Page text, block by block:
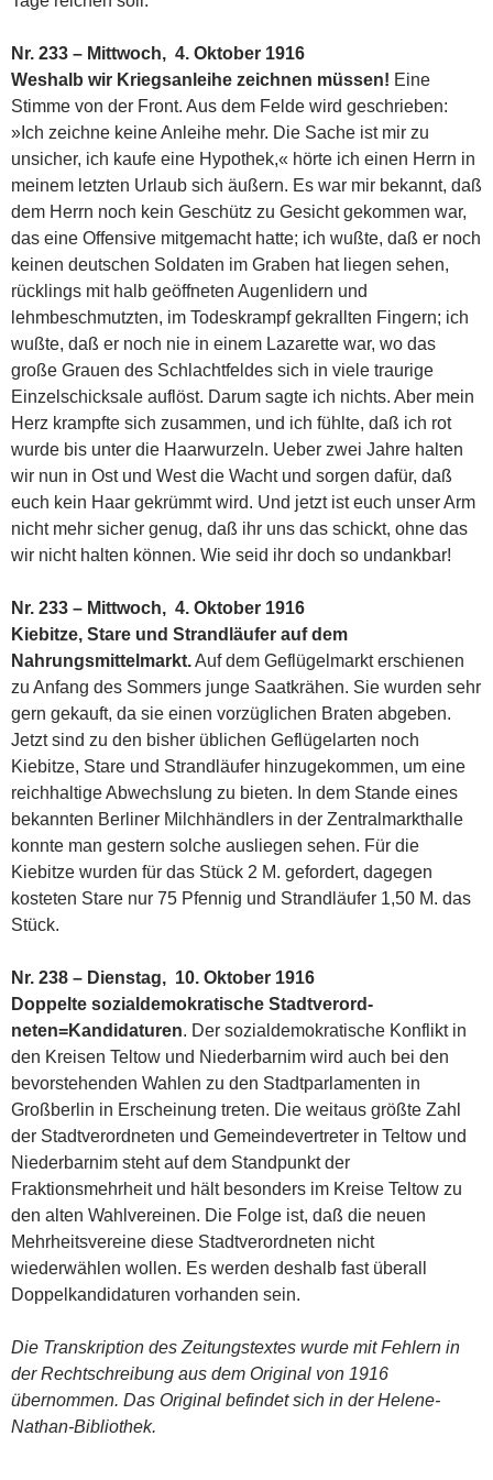
Nr. 233 – Mittwoch, 4. Oktober 1916
Weshalb wir Kriegsanleihe zeichnen müssen! Eine
Stimme von der Front. Aus dem Felde wird geschrieben:
»Ich zeichne keine Anleihe mehr. Die Sache ist mir zu
unsicher, ich kaufe eine Hypothek,« hörte ich einen Herrn in
meinem letzten Urlaub sich äußern. Es war mir bekannt, daß
dem Herrn noch kein Geschütz zu Gesicht gekommen war,
das eine Offensive mitgemacht hatte; ich wußte, daß er noch
keinen deutschen Soldaten im Graben hat liegen sehen,
rücklings mit halb geöffneten Augenlidern und
lehmbeschmutzten, im Todeskrampf gekrallten Fingern; ich
wußte, daß er noch nie in einem Lazarette war, wo das
große Grauen des Schlachtfeldes sich in viele traurige
Einzelschicksale auflöst. Darum sagte ich nichts. Aber mein
Herz krampfte sich zusammen, und ich fühlte, daß ich rot
wurde bis unter die Haarwurzeln. Ueber zwei Jahre halten
wir nun in Ost und West die Wacht und sorgen dafür, daß
euch kein Haar gekrümmt wird. Und jetzt ist euch unser Arm
nicht mehr sicher genug, daß ihr uns das schickt, ohne das
wir nicht halten können. Wie seid ihr doch so undankbar!
Nr. 233 – Mittwoch, 4. Oktober 1916
Kiebitze, Stare und Strandläufer auf dem
Nahrungsmittelmarkt.Auf dem Geflügelmarkt erschienen
zu Anfang des Sommers junge Saatkrähen. Sie wurden sehr
gern gekauft, da sie einen vorzüglichen Braten abgeben.
Jetzt sind zu den bisher üblichen Geflügelarten noch
Kiebitze, Stare und Strandläufer hinzugekommen, um eine
reichhaltige Abwechslung zu bieten. In dem Stande eines
bekannten Berliner Milchhändlers in der Zentralmarkthalle
konnte man gestern solche ausliegen sehen. Für die
Kiebitze wurden für das Stück 2 M. gefordert, dagegen
kosteten Stare nur 75 Pfennig und Strandläufer 1,50 M. das
Stück.
Nr. 238 – Dienstag, 10. Oktober 1916
Doppelte sozialdemokratische Stadtverord­
neten=Kandidaturen. Der sozialdemokratische Konflikt in
den Kreisen Teltow und Niederbarnim wird auch bei den
bevorstehenden Wahlen zu den Stadtparlamenten in
Großberlin in Erscheinung treten. Die weitaus größte Zahl
der Stadtverordneten und Gemeindevertreter in Teltow und
Niederbarnim steht auf dem Standpunkt der
Fraktionsmehrheit und hält besonders im Kreise Teltow zu
den alten Wahlvereinen. Die Folge ist, daß die neuen
Mehrheitsvereine diese Stadtverordneten nicht
wiederwählen wollen. Es werden deshalb fast überall
Doppelkandidaturen vorhanden sein.
Die Transkription des Zeitungstextes wurde mit Fehlern in
der Rechtschreibung aus dem Original von 1916
übernommen. Das Original befindet sich in der Helene-
Nathan-Bibliothek.